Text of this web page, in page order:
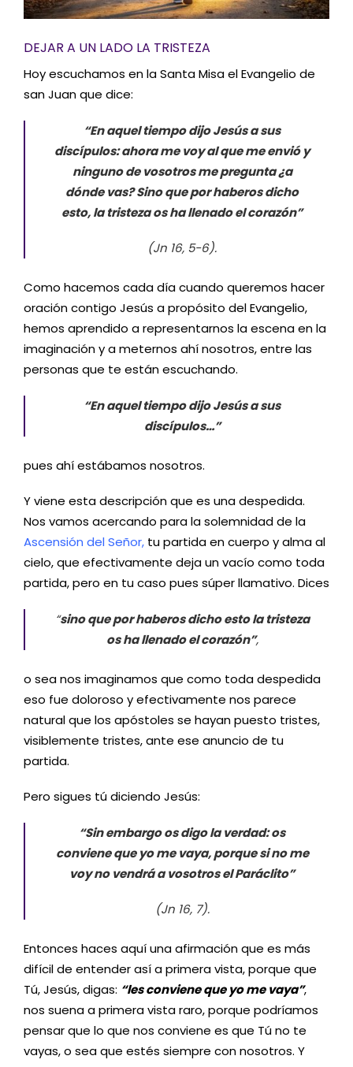
DEJAR A UN LADO LA TRISTEZA
Hoy escuchamos en la Santa Misa el Evangelio de
san Juan que dice:
“En aquel tiempo dijo Jesús a sus
discípulos: ahora me voy al que me envió y
ninguno de vosotros me pregunta ¿a
dónde vas? Sino que por haberos dicho
esto, la tristeza os ha llenado el corazón”
(Jn 16, 5-6).
Como hacemos cada día cuando queremos hacer
oración contigo Jesús a propósito del Evangelio,
hemos aprendido a representarnos la escena en la
imaginación y a meternos ahí nosotros, entre las
personas que te están escuchando.
“En aquel tiempo dijo Jesús a sus
discípulos…”
pues ahí estábamos nosotros.
Y viene esta descripción que es una despedida.
Nos vamos acercando para la solemnidad de la
Ascensión del Señor, tu partida en cuerpo y alma al
cielo, que efectivamente deja un vacío como toda
partida, pero en tu caso pues súper llamativo. Dices
“sino que por haberos dicho esto la tristeza
os ha llenado el corazón”,
o sea nos imaginamos que como toda despedida
eso fue doloroso y efectivamente nos parece
natural que los apóstoles se hayan puesto tristes,
visiblemente tristes, ante ese anuncio de tu
partida.
Pero sigues tú diciendo Jesús:
“Sin embargo os digo la verdad: os
conviene que yo me vaya, porque si no me
voy no vendrá a vosotros el Paráclito”
(Jn 16, 7).
Entonces haces aquí una afirmación que es más
difícil de entender así a primera vista, porque que
Tú, Jesús, digas: “les conviene que yo me vaya”,
nos suena a primera vista raro, porque podríamos
pensar que lo que nos conviene es que Tú no te
vayas, o sea que estés siempre con nosotros. Y